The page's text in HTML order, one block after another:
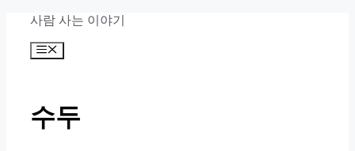
사람 사는 이야기
메
수두